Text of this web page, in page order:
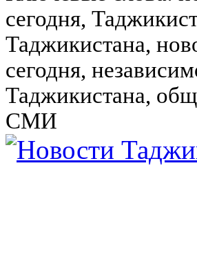
сегодня,
Таджикистана,
сегодня,
Таджикистана,
СМИ